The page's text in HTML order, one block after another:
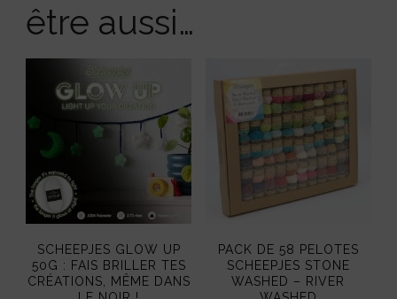
être aussi…
SCHEEPJES GLOW UP
50G : FAIS BRILLER TES
CRÉATIONS, MÊME DANS
PACK DE 58 PELOTES
SCHEEPJES STONE
WASHED – RIVER